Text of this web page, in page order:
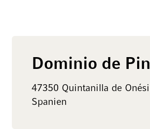
Dominio de
47350 Quintanilla de
Spanien